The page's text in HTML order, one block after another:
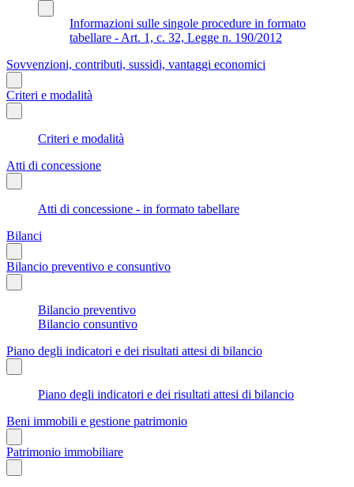
Informazioni sulle singole procedure in formato
tabellare - Art. 1, c. 32, Legge n. 190/2012
Sovvenzioni, contributi, sussidi, vantaggi economici
Criteri e modalità
Criteri e modalità
Atti di concessione
Atti di concessione - in formato tabellare
Bilanci
Bilancio preventivo e consuntivo
Bilancio preventivo
Bilancio consuntivo
Piano degli indicatori e dei risultati attesi di bilancio
Piano degli indicatori e dei risultati attesi di bilancio
Beni immobili e gestione patrimonio
Patrimonio immobiliare